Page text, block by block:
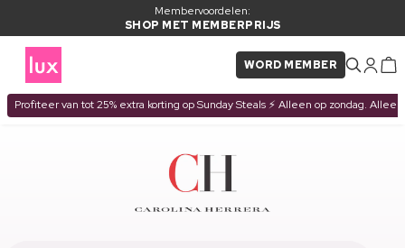
Membervoordelen:
SHOP MET MEMBERPRIJS
WORD MEMBER
Profiteer van tot 25% extra korting op Sunday Steals ⚡ Alleen op zondag.